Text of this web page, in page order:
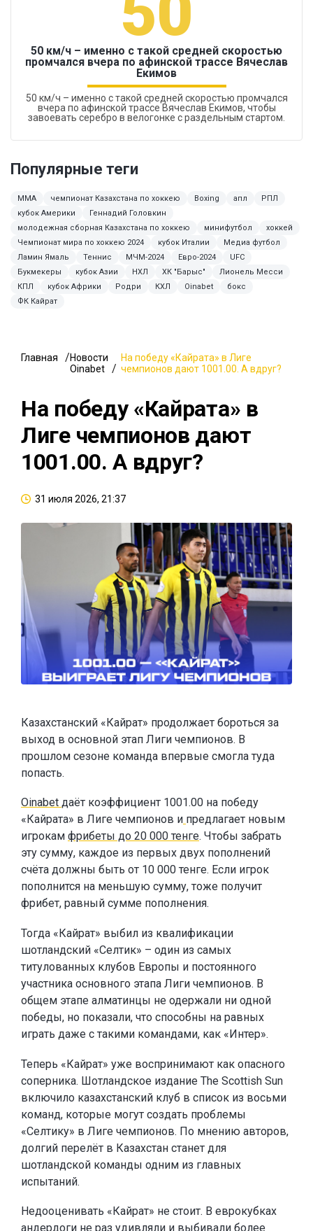
50 км/ч – именно с такой средней скоростью
промчался вчера по афинской трассе Вячеслав
Екимов
50 км/ч – именно с такой средней скоростью промчался
вчера по афинской трассе Вячеслав Екимов, чтобы
завоевать серебро в велогонке с раздельным стартом.
Популярные теги
ММА чемпионат Казахстана по хоккею Boxing апл
РПЛ
кубок Америки
Геннадий Головкин
молодежная сборная Казахстана по хоккею
минифутбол
хоккей
Чемпионат мира по хоккею 2024
кубок Италии
Медиа футбол
Ламин Ямаль
Теннис МЧМ-2024 Евро-2024
UFC
Букмекеры
кубок Азии НХЛ ХК "Барыс"
Лионель Месси
КПЛ
кубок Африки Родри КХЛ Oinabet
бокс
ФК Кайрат
Главная
Новости
Oinabet
На победу «Кайрата» в Лиге
чемпионов дают 1001.00. А вдруг?
На победу «Кайрата» в
Лиге чемпионов дают
1001.00. А вдруг?
31 июля 2026, 21:37
Казахстанский «Кайрат» продолжает бороться за
выход в основной этап Лиги чемпионов. В
прошлом сезоне команда впервые смогла туда
попасть.
Oinabet даёт коэффициент 1001.00 на победу
«Кайрата» в Лиге чемпионов и предлагает новым
игрокам фрибеты до 20 000 тенге. Чтобы забрать
эту сумму, каждое из первых двух пополнений
счёта должны быть от 10 000 тенге. Если игрок
пополнится на меньшую сумму, тоже получит
фрибет, равный сумме пополнения.
Тогда «Кайрат» выбил из квалификации
шотландский «Селтик» – один из самых
титулованных клубов Европы и постоянного
участника основного этапа Лиги чемпионов. В
общем этапе алматинцы не одержали ни одной
победы, но показали, что способны на равных
играть даже с такими командами, как «Интер».
Теперь «Кайрат» уже воспринимают как опасного
соперника. Шотландское издание The Scottish Sun
включило казахстанский клуб в список из восьми
команд, которые могут создать проблемы
«Селтику» в Лиге чемпионов. По мнению авторов,
долгий перелёт в Казахстан станет для
шотландской команды одним из главных
испытаний.
Недооценивать «Кайрат» не стоит. В еврокубках
андердоги не раз удивляли и выбивали более